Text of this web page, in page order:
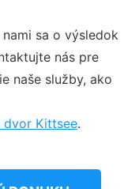
nami sa o výsledok
nás pre
naše služby, ako
dvor Kittsee.